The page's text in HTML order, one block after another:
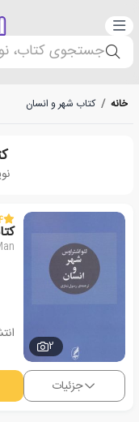
دسته‌بندی
جستجوی کتاب،
خانه / کتاب شهر و انسان
2
جزئیات